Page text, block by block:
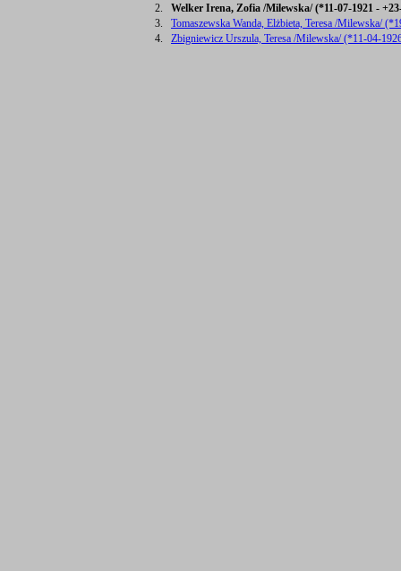
2.
Welker Irena, Zofia /Milewska/ (*11-07-1921 -
3.
Tomaszewska Wanda, Elżbieta, Teresa /Milewska/
4.
Zbigniewicz Urszula, Teresa /Milewska/ (*11-04-